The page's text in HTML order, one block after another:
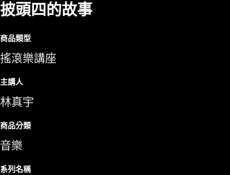
披頭四的故事
商品類型
搖滾樂講座
主講人
林真宇
商品分類
音樂
系列名稱